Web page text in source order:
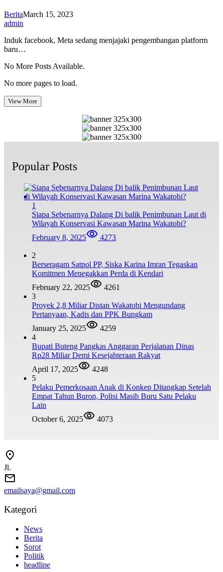
BeritaMarch 15, 2023
admin
Induk facebook, Meta sedang menjajaki pengembangan platform
baru…
No More Posts Available.
No more pages to load.
View More
Popular Posts
1
Siapa Sebenarnya Dalang Di balik Penimbunan Laut di
Wilayah Konservasi Kawasan Marina Wakatobi?
February 8, 2025
4273
2
Berseragam Satpol PP, Siska Karina Imran Tegaskan
Komitmen Menegakkan Perda di Kendari
February 22, 2025
4261
3
Proyek 2,8 Miliar Distan Wakatobi Mengundang
Pertanyaan, Kadis dan PPK Bungkam
January 25, 2025
4259
4
Bupati Buteng Pangkas Anggaran Perjalanan Dinas
Rp28 Miliar Demi Kesejahteraan Rakyat
April 17, 2025
4248
5
Pelaku Pemerkosaan Anak di Konkep Ditangkap Setelah
Empat Tahun Buron, Polisi Masih Buru Satu Pelaku
Lain
October 6, 2025
4073
Jl.
emailsaya@gmail.com
Kategori
News
Berita
Sorot
Politik
headline